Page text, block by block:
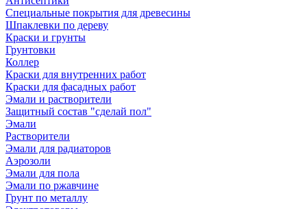
Специальные покрытия для древесины
Шпаклевки по дереву
Краски и грунты
Грунтовки
Коллер
Краски для внутренних работ
Краски для фасадных работ
Эмали и растворители
Защитный состав "сделай пол"
Эмали
Растворители
Эмали для радиаторов
Аэрозоли
Эмали для пола
Эмали по ржавчине
Грунт по металлу